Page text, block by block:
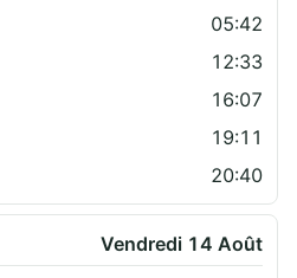
05:42
12:33
16:07
19:11
20:40
Vendredi 14 Août